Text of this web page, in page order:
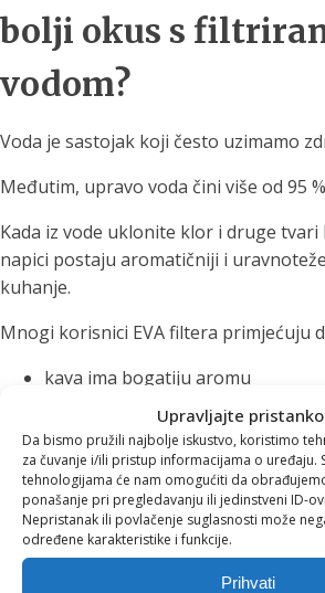
Upravljajte
Da bismo pružili najbolje iskustvo, koristimo
za čuvanje i/ili pristup informacijama o uređaju.
tehnologijama će nam omogućiti da
ponašanje pri pregledavanju ili jedinstveni ID-
Nepristanak ili povlačenje suglasnosti može
određene karakteristike i funkcije.
Prihvati
bolji okus s
vodom?
Voda je sastojak koji često uzimamo
Međutim, upravo voda čini više od 95
Kada iz vode uklonite klor i druge
napici postaju aromatičniji i
kuhanje.
Mnogi korisnici EVA filtera primjećuju
kava ima bogatiju aromu
čajevi razvijaju puniji okus
juhe i umaci postaju ukusniji
manje se stvara kamenac u
kavu
Na taj način filtrirana voda poboljšava
nego i svakodnevne gastronomske